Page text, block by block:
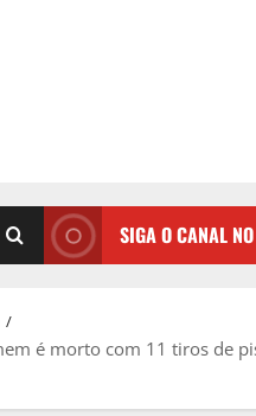
SIGA O CANAL
é morto com 11 tiros de